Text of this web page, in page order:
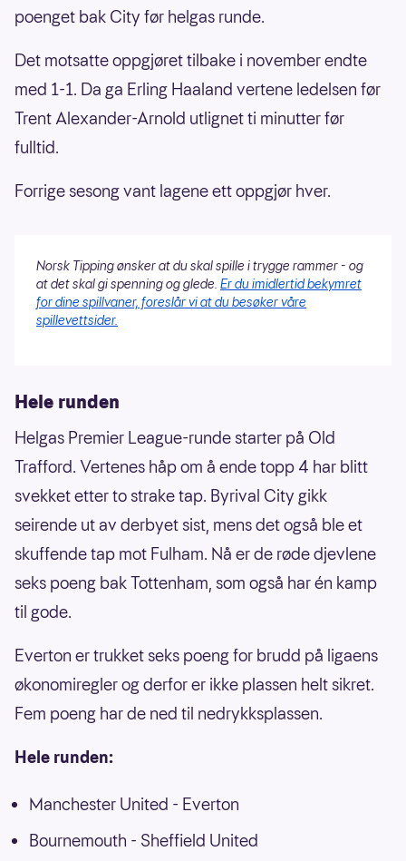
poenget bak City før helgas runde.
Det motsatte oppgjøret tilbake i november endte
med 1-1. Da ga Erling Haaland vertene ledelsen før
Trent Alexander-Arnold utlignet ti minutter før
fulltid.
Forrige sesong vant lagene ett oppgjør hver.
Norsk Tipping ønsker at du skal spille i trygge rammer - og
at det skal gi spenning og glede. Er du imidlertid bekymret
for dine spillvaner, foreslår vi at du besøker våre
spillevettsider.
Hele runden
Helgas Premier League-runde starter på Old
Trafford. Vertenes håp om å ende topp 4 har blitt
svekket etter to strake tap. Byrival City gikk
seirende ut av derbyet sist, mens det også ble et
skuffende tap mot Fulham. Nå er de røde djevlene
seks poeng bak Tottenham, som også har én kamp
til gode.
Everton er trukket seks poeng for brudd på ligaens
økonomiregler og derfor er ikke plassen helt sikret.
Fem poeng har de ned til nedrykksplassen.
Hele runden:
Manchester United - Everton
Bournemouth - Sheffield United